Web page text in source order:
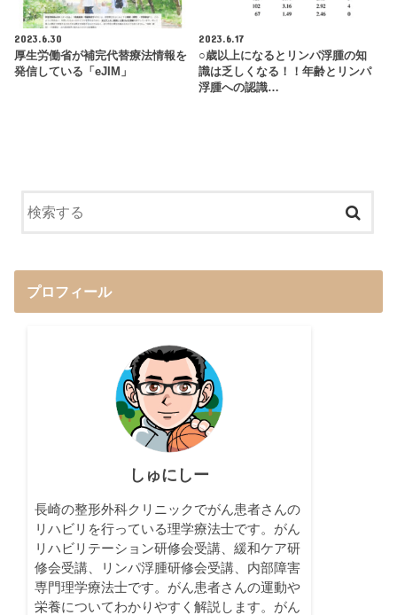
2023.6.30
厚生労働省が補完代替療法情報を
発信している「eJIM」
2023.6.17
○歳以上になるとリンパ浮腫の知
識は乏しくなる！！年齢とリンパ
浮腫への認識…
プロフィール
しゅにしー
長崎の整形外科クリニックでがん患者さんの
リハビリを行っている理学療法士です。がん
リハビリテーション研修会受講、緩和ケア研
修会受講、リンパ浮腫研修会受講、内部障害
専門理学療法士です。がん患者さんの運動や
栄養についてわかりやすく解説します。がん